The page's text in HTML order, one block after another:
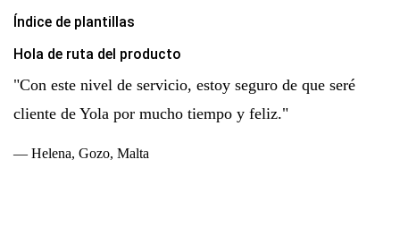
Índice de plantillas
Hola de ruta del producto
"Con este nivel de servicio, estoy seguro de que seré
cliente de Yola por mucho tiempo y feliz."
— Helena, Gozo, Malta